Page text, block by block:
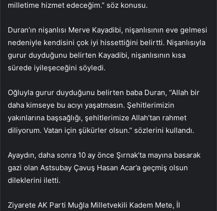
milletime hizmet edeceğim.” söz konusu.
Duran’ın nişanlısı Merve Kayadibi, nişanlısının eve gelmesi
nedeniyle kendisini çok iyi hissettiğini belirtti. Nişanlısıyla
gurur duyduğunu belirten Kayadibi, nişanlısının kısa
sürede iyileşeceğini söyledi.
Oğluyla gurur duyduğunu belirten baba Duran, “Allah bir
daha kimseye bu acıyı yaşatmasın. Şehitlerimizin
yakınlarına başsağlığı, şehitlerimize Allah’tan rahmet
diliyorum. Vatan için şükürler olsun.” sözlerini kullandı.
Ayaydın, daha sonra 10 ay önce Şırnak’ta mayına basarak
gazi olan Astsubay Çavuş Hasan Acar’a geçmiş olsun
dileklerini iletti.
Ziyarete AK Parti Muğla Milletvekili Kadem Mete, İl